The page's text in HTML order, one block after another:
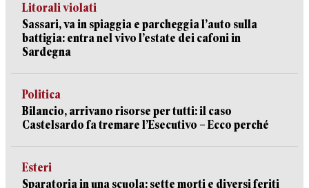
Litorali violati
Sassari, va in spiaggia e parcheggia l’auto sulla
battigia: entra nel vivo l’estate dei cafoni in
Sardegna
Politica
Bilancio, arrivano risorse per tutti: il caso
Castelsardo fa tremare l’Esecutivo – Ecco perché
Esteri
Sparatoria in una scuola: sette morti e diversi feriti